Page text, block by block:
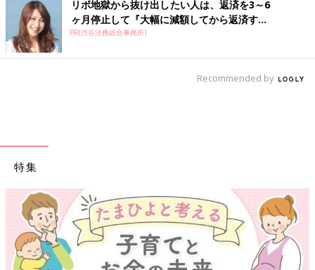
――大腿骨を骨折する自転車の事故について、さらに詳しく教え
てください。
究事業）シンポジウムでは、「自転車による大腿骨骨折事故のメ
それによると東京都立小児総合医療センターと国立成育医療研究
ような事故の発生が見られるようになり、ここ最近では毎年10件
近くも起こっているそうです。
――障害物にぶつかった衝撃で大腿骨が折れてしまうのでしょう
か。
リボ地獄から抜け出したい人は、返済を3～6
ヶ月停止して『大幅に減額してから返済す...
PR(渋谷法務総合事務所)
Recommended by
特集